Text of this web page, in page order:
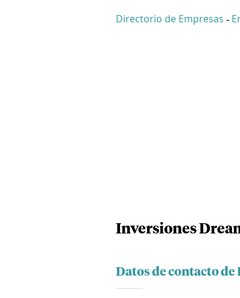
Directorio de Empresas -
Inversiones
Datos de contacto de